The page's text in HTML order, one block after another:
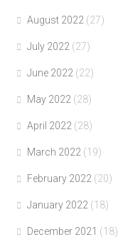
August 2022 (27)
July 2022 (27)
June 2022 (22)
May 2022 (28)
April 2022 (28)
March 2022 (19)
February 2022 (20)
January 2022 (18)
December 2021 (18)